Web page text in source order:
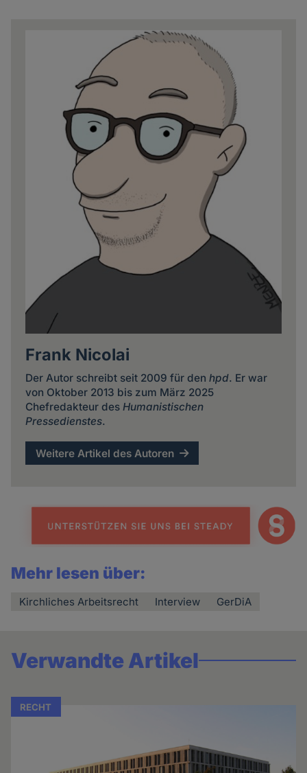
Frank Nicolai
Der Autor schreibt seit 2009 für den hpd. Er war
von Oktober 2013 bis zum März 2025
Chefredakteur des Humanistischen
Pressedienstes.
Weitere Artikel des Autoren
Mehr lesen über:
Kirchliches Arbeitsrecht Interview GerDiA
Verwandte Artikel
RECHT